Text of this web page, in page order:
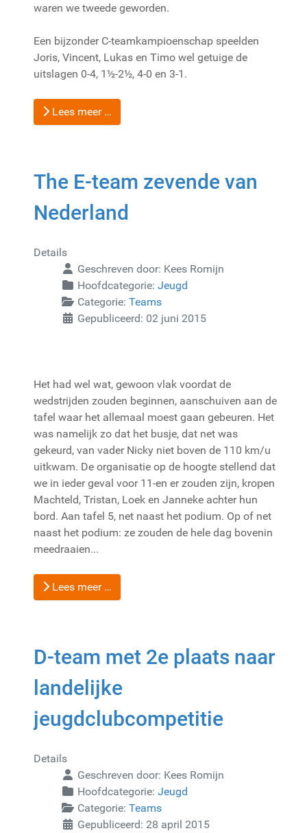
waren we tweede geworden.
Een bijzonder C-teamkampioenschap speelden
Joris, Vincent, Lukas en Timo wel getuige de
uitslagen 0-4, 1½-2½, 4-0 en 3-1.
Lees meer …
The E-team zevende van
Nederland
Details
Geschreven door: Kees Romijn
Hoofdcategorie: Jeugd
Categorie: Teams
Gepubliceerd: 02 juni 2015
Het had wel wat, gewoon vlak voordat de
wedstrijden zouden beginnen, aanschuiven aan de
tafel waar het allemaal moest gaan gebeuren. Het
was namelijk zo dat het busje, dat net was
gekeurd, van vader Nicky niet boven de 110 km/u
uitkwam. De organisatie op de hoogte stellend dat
we in ieder geval voor 11-en er zouden zijn, kropen
Machteld, Tristan, Loek en Janneke achter hun
bord. Aan tafel 5, net naast het podium. Op of net
naast het podium: ze zouden de hele dag bovenin
meedraaien...
Lees meer …
D-team met 2e plaats naar
landelijke
jeugdclubcompetitie
Details
Geschreven door: Kees Romijn
Hoofdcategorie: Jeugd
Categorie: Teams
Gepubliceerd: 28 april 2015